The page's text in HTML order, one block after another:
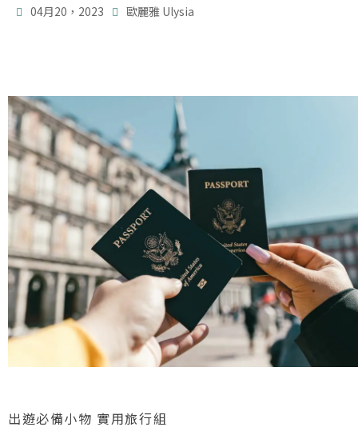
 04月20，2023  歐麗雅 Ulysia
出遊必備小物 實用旅行組